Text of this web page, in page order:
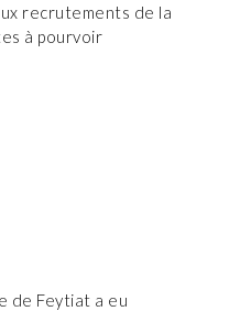
recrutements de la
à pourvoir
de Feytiat a eu